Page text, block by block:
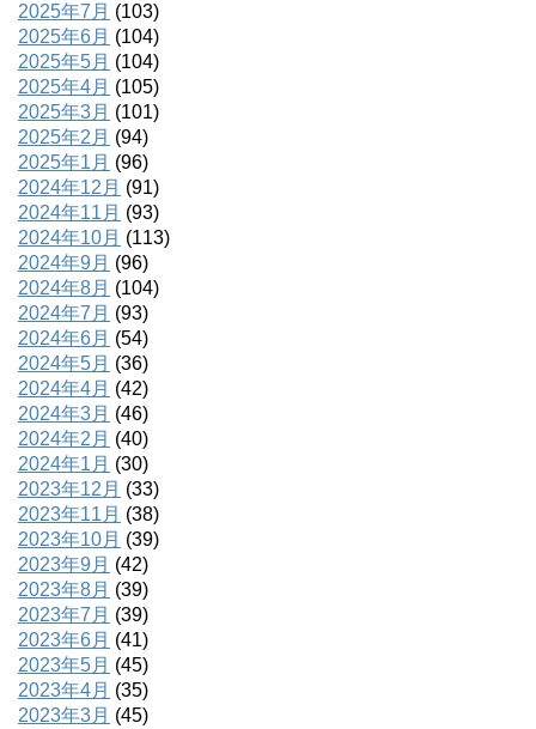
2025年7月 (103)
2025年6月 (104)
2025年5月 (104)
2025年4月 (105)
2025年3月 (101)
2025年2月 (94)
2025年1月 (96)
2024年12月 (91)
2024年11月 (93)
2024年10月 (113)
2024年9月 (96)
2024年8月 (104)
2024年7月 (93)
2024年6月 (54)
2024年5月 (36)
2024年4月 (42)
2024年3月 (46)
2024年2月 (40)
2024年1月 (30)
2023年12月 (33)
2023年11月 (38)
2023年10月 (39)
2023年9月 (42)
2023年8月 (39)
2023年7月 (39)
2023年6月 (41)
2023年5月 (45)
2023年4月 (35)
2023年3月 (45)